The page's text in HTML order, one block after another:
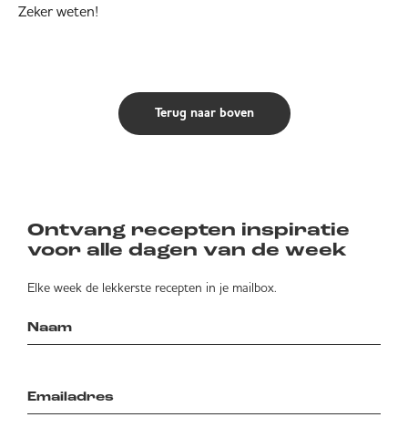
Zeker weten!
Terug naar boven
Ontvang recepten inspiratie
voor alle dagen van de week
Elke week de lekkerste recepten in je mailbox.